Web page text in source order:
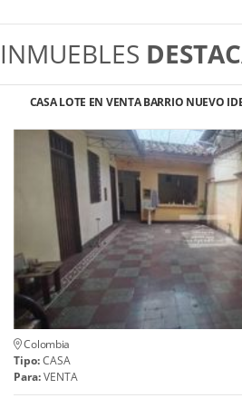
INMUEBLES
CASA LOTE EN VENTA BARRIO NUEVO
Colombia
Tipo:CASA
Para:VENTA